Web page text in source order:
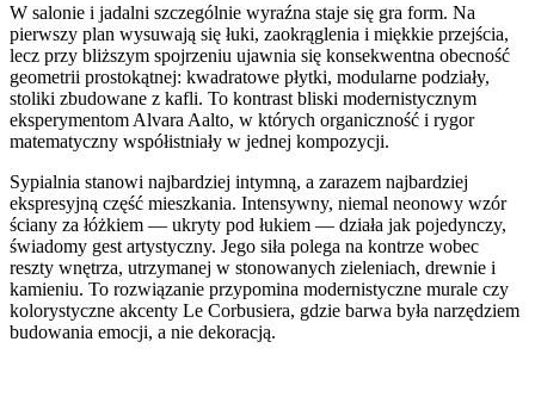
W salonie i jadalni szczególnie wyraźna staje się gra form. Na
pierwszy plan wysuwają się łuki, zaokrąglenia i miękkie przejścia,
lecz przy bliższym spojrzeniu ujawnia się konsekwentna obecność
geometrii prostokątnej: kwadratowe płytki, modularne podziały,
stoliki zbudowane z kafli. To kontrast bliski modernistycznym
eksperymentom Alvara Aalto, w których organiczność i rygor
matematyczny współistniały w jednej kompozycji.
Sypialnia stanowi najbardziej intymną, a zarazem najbardziej
ekspresyjną część mieszkania. Intensywny, niemal neonowy wzór
ściany za łóżkiem — ukryty pod łukiem — działa jak pojedynczy,
świadomy gest artystyczny. Jego siła polega na kontrze wobec
reszty wnętrza, utrzymanej w stonowanych zieleniach, drewnie i
kamieniu. To rozwiązanie przypomina modernistyczne murale czy
kolorystyczne akcenty Le Corbusiera, gdzie barwa była narzędziem
budowania emocji, a nie dekoracją.